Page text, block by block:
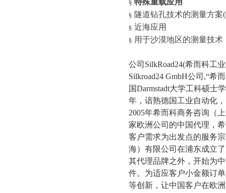
§ 特殊重载应用
§ 隧道钻孔技术的测量方案(
§ 近海应用
§ 用于沙漠地区的测量技术
公司 SilkRoad24(希而科工
Silkroad24 GmbH公司 ,“希
国Darmstadt大学工科硕士
年，谙熟德国工业自动化
2005年希而科商务咨询（
家欧洲公司的中国代理，
客户需求为出发点的服务
海）有限公司在浦东成立
其代理品牌之外，开始为
件。为适应客户小金额订
等创新，让中国客户在欧